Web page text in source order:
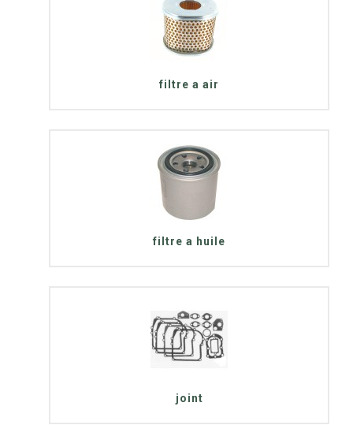
filtre a air
filtre a huile
joint